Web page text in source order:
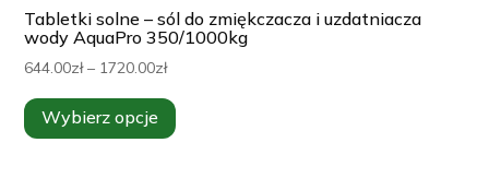
Tabletki solne – sól do zmiękczacza i uzdatniacza
wody AquaPro 350/1000kg
644.00zł – 1720.00złZakres
644.00zł
Wybierz opcje
produkt